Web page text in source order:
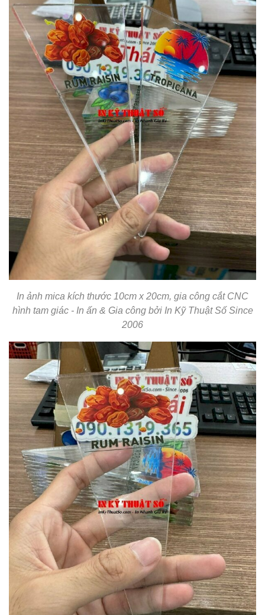
In ảnh mica kích thước 10cm x 20cm, gia công cắt CNC
hình tam giác - In ấn & Gia công bởi In Kỹ Thuật Số Since
2006